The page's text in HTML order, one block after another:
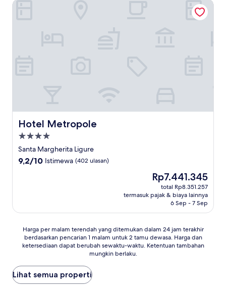
Hotel Metropole
Hotel Metropole
Properti
bintang
4.0
Santa Margherita Ligure
9.2
9,2/10 Istimewa (402 ulasan)
Harga
sekarang
Rp7.441.345
Rp7.441.345
total Rp8.351.257
termasuk pajak & biaya lainnya
6 Sep - 7 Sep
Hotel Metropole
Harga
malam
yang
ditemukan
dalam
Harga per malam terendah yang ditemukan dalam 24 jam terakhir
berdasarkan pencarian 1 malam untuk 2 tamu dewasa. Harga dan
ketersediaan dapat berubah sewaktu-waktu. Ketentuan tambahan
mungkin berlaku.
Lihat semua properti